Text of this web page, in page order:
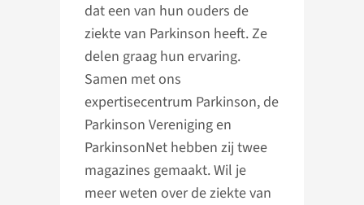
dat een van hun ouders de
ziekte van Parkinson heeft. Ze
delen graag hun ervaring.
Samen met ons
expertisecentrum Parkinson, de
Parkinson Vereniging en
ParkinsonNet hebben zij twee
magazines gemaakt. Wil je
meer weten over de ziekte van